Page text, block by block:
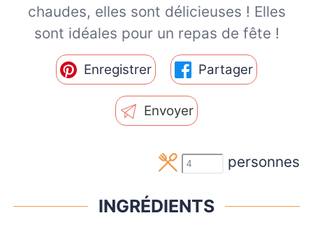
chaudes, elles sont délicieuses ! Elles
sont idéales pour un repas de fête !
Enregistrer Partager
Envoyer
personnes
INGRÉDIENTS